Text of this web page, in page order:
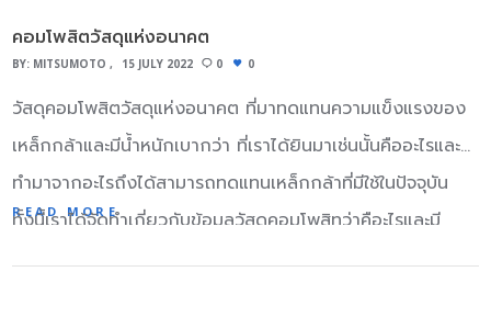
สถิติ หรือไม่ และช่วยในการรักษาสภาวะที่ควบคุมได้ทางสถิติ…
มิตรภาพขึ้นมาทันที กฎข้อที่ 3 จำชื่อคนนั้นๆให้ได้ และเรียกให้
นักฟังที่ดี ให้เขาพูดเรื่องเกี่ยวกับตัวเขาตามความพอใจของเขา
ไคล้หลงไหล และเรื่องที่เขามีความรู้ความชำนาญเรื่องที่เขาชอบ
ทำให้เขาเกิดความรู้สึกว่าเป็นคนสำคัญ หรือชี้ให้เห็นจุดสำคัญ
คอมโพสิตวัสดุแห่งอนาคต
BY: MITSUMOTO 15 JULY 2022 0 0
วัสดุคอมโพสิตวัสดุแห่งอนาคต ที่มาทดแทนความแข็งแรงของ
เหล็กกล้าและมีน้ำหนักเบากว่า ที่เราได้ยินมาเช่นนั้นคืออะไรและ
ทำมาจากอะไรถึงได้สามารถทดแทนเหล็กกล้าที่มีใช้ในปัจจุบัน
ทั้งนี้เราได้จัดทำเกี่ยวกับข้อมูลวัสดุคอมโพสิทว่าคือะไรและมี
READ MORE